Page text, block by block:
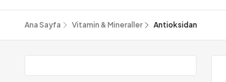
Ana Sayfa Vitamin & Mineraller Antioksidan